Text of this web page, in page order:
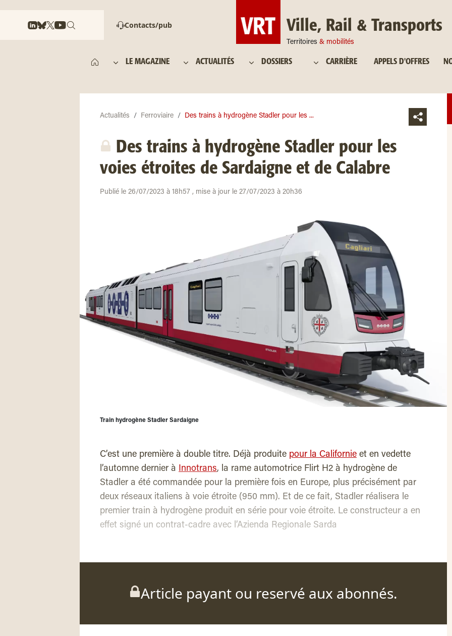
Contacts/pub Ville, Rail & Transports
Territoires & mobilités
LE MAGAZINE ACTUALITÉS DOSSIERS CARRIÈRE APPELS D'OFFRES
Actualités Ferroviaire Des trains à hydrogène Stadler pour les ...
Des trains à hydrogène Stadler pour les
voies étroites de Sardaigne et de Calabre
Publié le 26/07/2023 à 18h57 , mise à jour le 27/07/2023 à 20h36
Train hydrogène Stadler Sardaigne
C’est une première à double titre. Déjà produite pour la Californie et en vedette
l’automne dernier à Innotrans, la rame automotrice Flirt H2 à hydrogène de
Stadler a été commandée pour la première fois en Europe, plus précisément par
deux réseaux italiens à voie étroite (950 mm). Et de ce fait, Stadler réalisera le
premier train à hydrogène produit en série pour voie étroite. Le constructeur a en
effet signé un contrat-cadre avec l’Azienda Regionale Sarda
Article payant ou reservé aux abonnés.